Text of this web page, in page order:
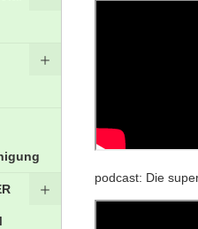
podcast: Die